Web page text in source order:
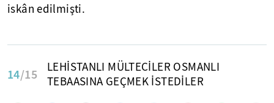
iskân edilmişti.
14/15
LEHİSTANLI MÜLTECİLER OSMANLI
TEBAASINA GEÇMEK İSTEDİLER